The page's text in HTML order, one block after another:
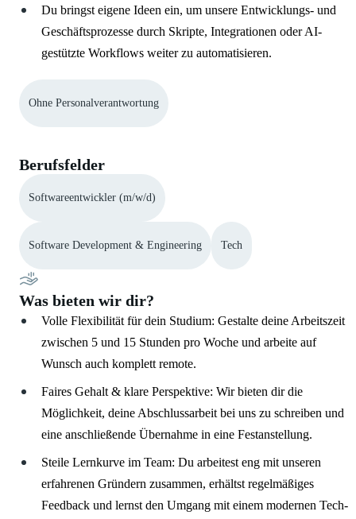
Du bringst eigene Ideen ein, um unsere Entwicklungs- und
Geschäftsprozesse durch Skripte, Integrationen oder AI-
gestützte Workflows weiter zu automatisieren.
Ohne Personalverantwortung
Berufsfelder
Softwareentwickler (m/w/d)
Software Development & Engineering Tech
Was bieten wir dir?
Volle Flexibilität für dein Studium: Gestalte deine Arbeitszeit
zwischen 5 und 15 Stunden pro Woche und arbeite auf
Wunsch auch komplett remote.
Faires Gehalt & klare Perspektive: Wir bieten dir die
Möglichkeit, deine Abschlussarbeit bei uns zu schreiben und
eine anschließende Übernahme in eine Festanstellung.
Steile Lernkurve im Team: Du arbeitest eng mit unseren
erfahrenen Gründern zusammen, erhältst regelmäßiges
Feedback und lernst den Umgang mit einem modernen Tech-